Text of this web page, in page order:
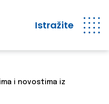
Istražite
i novostima iz